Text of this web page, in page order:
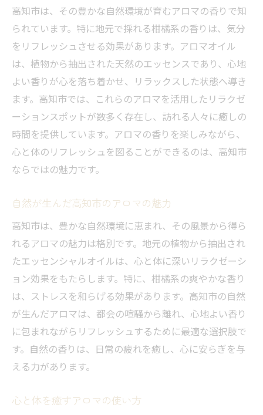
高知市は、その豊かな自然環境が育むアロマの香りで知
られています。特に地元で採れる柑橘系の香りは、気分
をリフレッシュさせる効果があります。アロマオイル
は、植物から抽出された天然のエッセンスであり、心地
よい香りが心を落ち着かせ、リラックスした状態へ導き
ます。高知市では、これらのアロマを活用したリラクゼ
ーションスポットが数多く存在し、訪れる人々に癒しの
時間を提供しています。アロマの香りを楽しみながら、
心と体のリフレッシュを図ることができるのは、高知市
ならではの魅力です。
自然が生んだ高知市のアロマの魅力
高知市は、豊かな自然環境に恵まれ、その風景から得ら
れるアロマの魅力は格別です。地元の植物から抽出され
たエッセンシャルオイルは、心と体に深いリラクゼーシ
ョン効果をもたらします。特に、柑橘系の爽やかな香り
は、ストレスを和らげる効果があります。高知市の自然
が生んだアロマは、都会の喧騒から離れ、心地よい香り
に包まれながらリフレッシュするために最適な選択肢で
す。自然の香りは、日常の疲れを癒し、心に安らぎを与
える力があります。
心と体を癒すアロマの使い方